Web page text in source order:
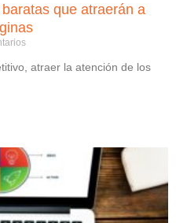
que atraerán a
atraer la atención de los